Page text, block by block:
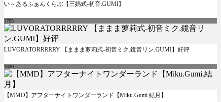
い～あるふぁんくらぶ【三妈式-初音.GUMI】
1765
LUVORATORRRRRY 【ままま萝莉式-初音ミク.鏡音リン.GUMI】好评
1820
【MMD】アフターナイトワンダーランド【Miku.Gumi.結月】